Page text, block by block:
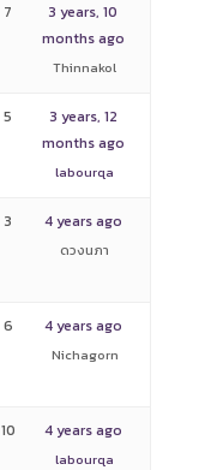
7
3 years, 10
months ago
Thinnakol
5
3 years, 12
months ago
labourqa
3 4 years ago
ดวงนภา
6 4 years ago
Nichagorn
10 4 years ago
labourqa